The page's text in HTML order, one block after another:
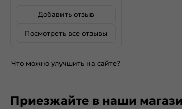
Добавить отзыв
Посмотреть все отзывы
Что можно улучшить на сайте?
Приезжайте в наши